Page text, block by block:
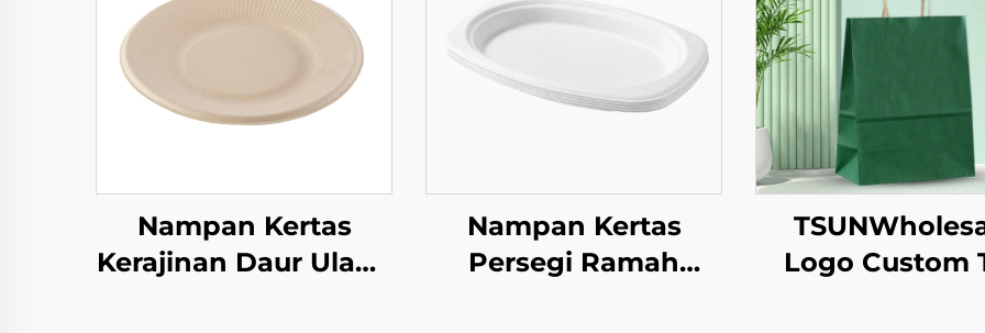
Nampan Kertas
Kerajinan Daur Ulang
Nampan Kertas
Persegi Ramah
Logo Custom